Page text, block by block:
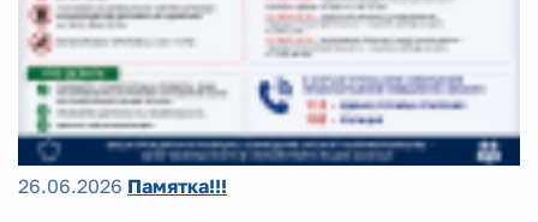
26.06.2026 Памятка!!!